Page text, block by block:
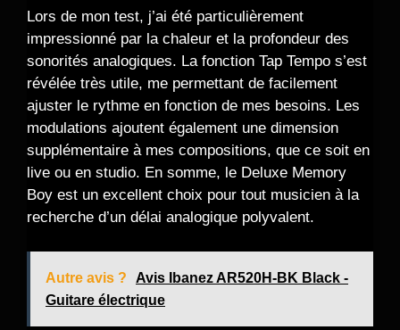
Lors de mon test, j’ai été particulièrement
impressionné par la chaleur et la profondeur des
sonorités analogiques. La fonction Tap Tempo s’est
révélée très utile, me permettant de facilement
ajuster le rythme en fonction de mes besoins. Les
modulations ajoutent également une dimension
supplémentaire à mes compositions, que ce soit en
live ou en studio. En somme, le Deluxe Memory
Boy est un excellent choix pour tout musicien à la
recherche d’un délai analogique polyvalent.
Autre avis ?
Avis Ibanez AR520H-BK Black -
Guitare électrique